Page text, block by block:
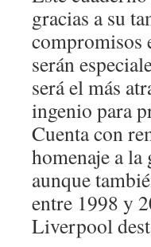
gracias a su
compromisos
serán
será el más
ingenio para
Cuenta con
homenaje a
aunque
entre 1998 y
Liverpool